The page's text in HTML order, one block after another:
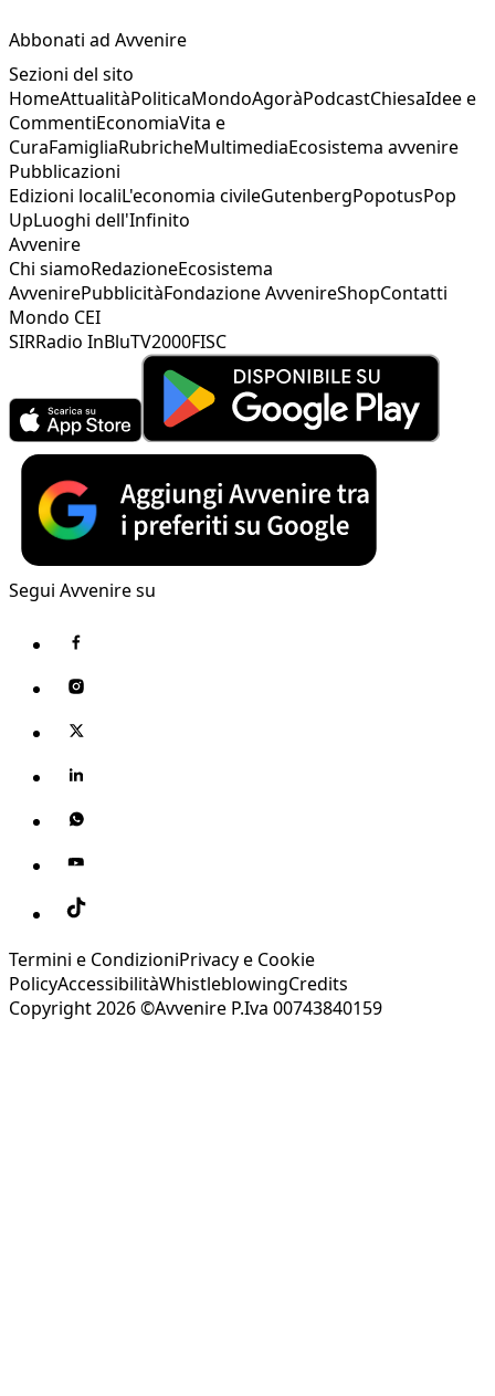
Abbonati ad Avvenire
Sezioni del sito
HomeAttualitàPoliticaMondoAgoràPodcastChiesaIdee e
CommentiEconomiaVita e
CuraFamigliaRubricheMultimediaEcosistema avvenire
Pubblicazioni
Edizioni localiL'economia civileGutenbergPopotusPop
UpLuoghi dell'Infinito
Avvenire
Chi siamoRedazioneEcosistema
AvvenirePubblicitàFondazione AvvenireShopContatti
Mondo CEI
SIRRadio InBluTV2000FISC
Segui Avvenire su
Termini e CondizioniPrivacy e Cookie
PolicyAccessibilitàWhistleblowingCredits
Copyright 2026 ©Avvenire P.Iva 00743840159